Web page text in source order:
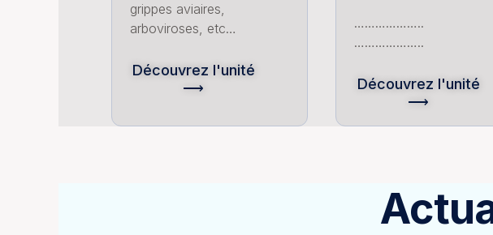
grippes aviaires,
arboviroses, etc…
Découvrez l'unité
⟶
………………..
………………..
Découvrez l'unité
⟶